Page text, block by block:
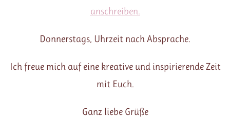
anschreiben.
Donnerstags, Uhrzeit nach Absprache.
Ich freue mich auf eine kreative und inspirierende Zeit
mit Euch.
Ganz liebe Grüße